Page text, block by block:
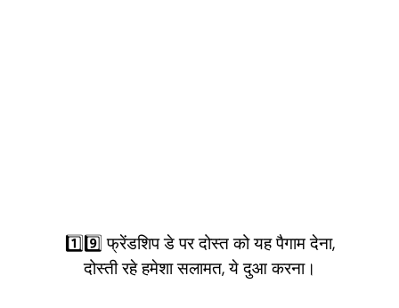
1️⃣9️⃣ फ्रेंडशिप डे पर दोस्त को यह पैगाम देना,
दोस्ती रहे हमेशा सलामत, ये दुआ करना।